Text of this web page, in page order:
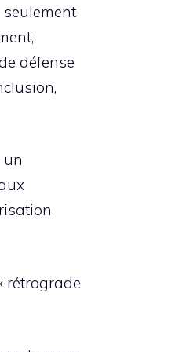
seulement
défense
un
rétrograde